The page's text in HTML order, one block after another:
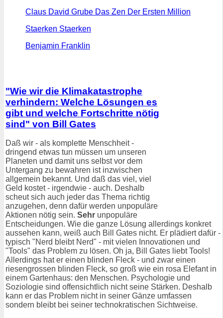
Claus David Grube Das Zen Der Ersten Million
Staerken Staerken
Benjamin Franklin
"Wie wir die Klimakatastrophe
verhindern: Welche Lösungen es
gibt und welche Fortschritte nötig
sind" von Bill Gates
Daß wir - als komplette Menschheit -
dringend etwas tun müssen um unseren
Planeten und damit uns selbst vor dem
Untergang zu bewahren ist inzwischen
allgemein bekannt. Und daß das viel, viel
Geld kostet - irgendwie - auch. Deshalb
scheut sich auch jeder das Thema richtig
anzugehen, denn dafür werden unpopuläre
Aktionen nötig sein. Sehr unpopuläre
Entscheidungen. Wie die ganze Lösung allerdings konkret
aussehen kann, weiß auch Bill Gates nicht. Er plädiert dafür -
typisch "Nerd bleibt Nerd" - mit vielen Innovationen und
"Tools" das Problem zu lösen. Oh ja, Bill Gates liebt Tools!
Allerdings hat er einen blinden Fleck - und zwar einen
riesengrossen blinden Fleck, so groß wie ein rosa Elefant in
einem Gartenhaus: den Menschen. Psychologie und
Soziologie sind offensichtlich nicht seine Stärken. Deshalb
kann er das Problem nicht in seiner Gänze umfassen
sondern bleibt bei seiner technokratischen Sichtweise.